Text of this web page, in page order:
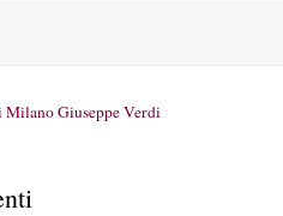
Milano Giuseppe Verdi